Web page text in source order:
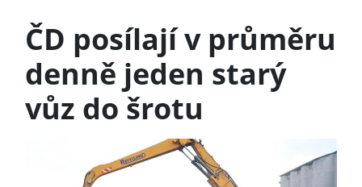
ČD posílají v průměru
denně jeden starý
vůz do šrotu